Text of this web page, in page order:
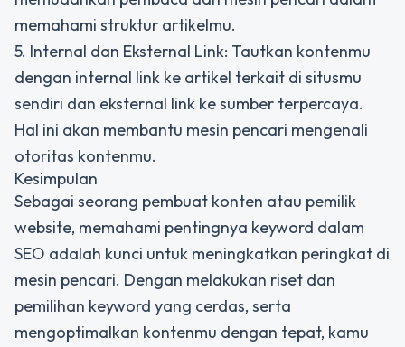
memahami struktur artikelmu.
5. Internal dan Eksternal Link: Tautkan kontenmu
dengan internal link ke artikel terkait di situsmu
sendiri dan eksternal link ke sumber terpercaya.
Hal ini akan membantu mesin pencari mengenali
otoritas kontenmu.
Kesimpulan
Sebagai seorang pembuat konten atau pemilik
website, memahami pentingnya keyword dalam
SEO adalah kunci untuk meningkatkan peringkat di
mesin pencari. Dengan melakukan riset dan
pemilihan keyword yang cerdas, serta
mengoptimalkan kontenmu dengan tepat, kamu